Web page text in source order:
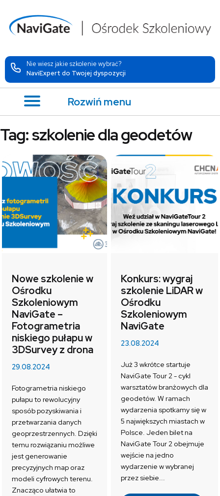
Nie wiesz jakie szkolenie wybrać?
NaviExpert do Twojej dyspozycji
Rozwiń menu
Tag:szkolenie dla geodetów
Nowe szkolenie w
Ośrodku
Szkoleniowym
NaviGate –
Fotogrametria
niskiego pułapu w
3DSurvey z drona
29.08.2024
Fotogrametria niskiego
pułapu to rewolucyjny
sposób pozyskiwania i
przetwarzania danych
geoprzestrzennych. Dzięki
temu rozwiązaniu możliwe
jest generowanie
precyzyjnych map oraz
modeli cyfrowych terenu.
Znacząco ułatwia to
Konkurs: wygraj
szkolenie LiDAR w
Ośrodku
Szkoleniowym
NaviGate
23.08.2024
Już 3 wkrótce startuje
NaviGate Tour 2 - cykl
warsztatów branżowych dla
geodetów. W ramach
wydarzenia spotkamy się w
5 największych miastach w
Polsce. Jeden bilet na
NaviGate Tour 2 obejmuje
wejście na jedno
wydarzenie w wybranej
przez siebie...